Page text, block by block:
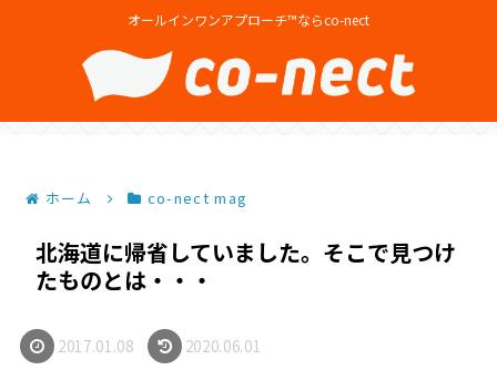
オールインワンアプローチ™ならco-nect
ホーム co-nect mag
北海道に帰省していました。そこで見つけ
たものとは・・・
2017.01.08 2020.06.01